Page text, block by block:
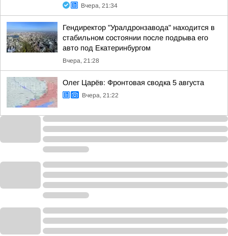
Вчера, 21:34
Гендиректор "Уралдронзавода" находится в
стабильном состоянии после подрыва его
авто под Екатеринбургом
Вчера, 21:28
Олег Царёв: Фронтовая сводка 5 августа
Вчера, 21:22